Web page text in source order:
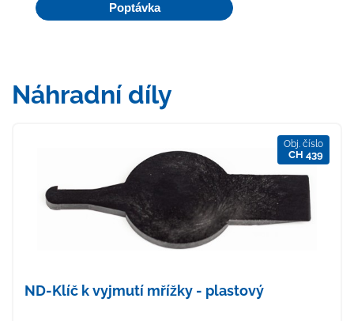
Poptávka
Náhradní díly
Obj. číslo
CH 439
ND-Klíč k vyjmutí mřížky - plastový